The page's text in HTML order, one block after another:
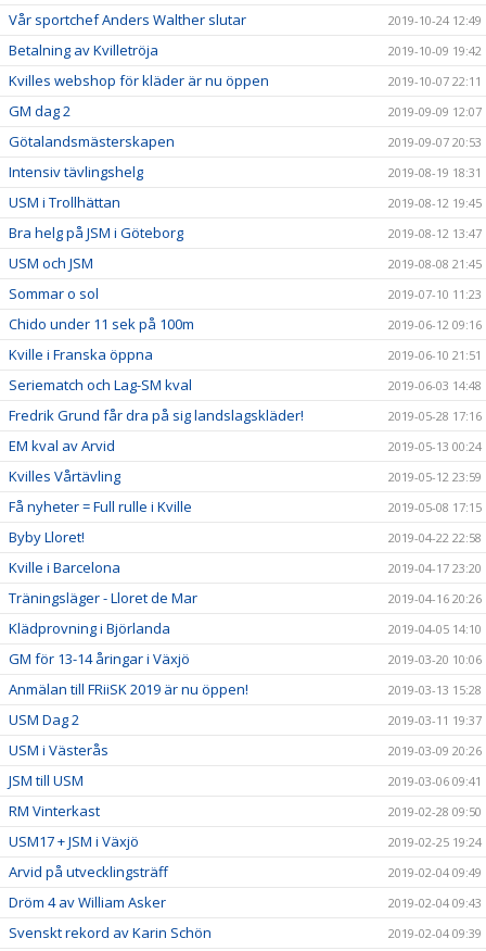
Vår sportchef Anders Walther slutar 2019-10-24 12:49
Betalning av Kvilletröja 2019-10-09 19:42
Kvilles webshop för kläder är nu öppen 2019-10-07 22:11
GM dag 2 2019-09-09 12:07
Götalandsmästerskapen 2019-09-07 20:53
Intensiv tävlingshelg 2019-08-19 18:31
USM i Trollhättan 2019-08-12 19:45
Bra helg på JSM i Göteborg 2019-08-12 13:47
USM och JSM 2019-08-08 21:45
Sommar o sol 2019-07-10 11:23
Chido under 11 sek på 100m 2019-06-12 09:16
Kville i Franska öppna 2019-06-10 21:51
Seriematch och Lag-SM kval 2019-06-03 14:48
Fredrik Grund får dra på sig landslagskläder! 2019-05-28 17:16
EM kval av Arvid 2019-05-13 00:24
Kvilles Vårtävling 2019-05-12 23:59
Få nyheter = Full rulle i Kville 2019-05-08 17:15
Byby Lloret! 2019-04-22 22:58
Kville i Barcelona 2019-04-17 23:20
Träningsläger - Lloret de Mar 2019-04-16 20:26
Klädprovning i Björlanda 2019-04-05 14:10
GM för 13-14 åringar i Växjö 2019-03-20 10:06
Anmälan till FRiiSK 2019 är nu öppen! 2019-03-13 15:28
USM Dag 2 2019-03-11 19:37
USM i Västerås 2019-03-09 20:26
JSM till USM 2019-03-06 09:41
RM Vinterkast 2019-02-28 09:50
USM17 + JSM i Växjö 2019-02-25 19:24
Arvid på utvecklingsträff 2019-02-04 09:49
Dröm 4 av William Asker 2019-02-04 09:43
Svenskt rekord av Karin Schön 2019-02-04 09:39